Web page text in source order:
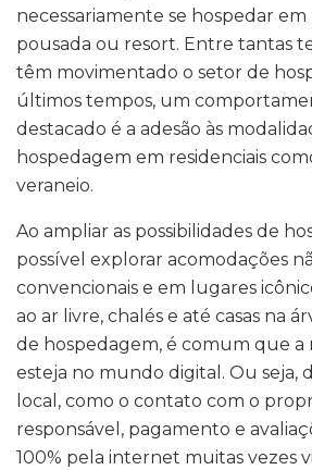
necessariamente se hospedar
pousada ou resort. Entre tantas
têm movimentado o setor de
últimos tempos, um
destacado é a adesão às
hospedagem em residenciais
veraneio.
Ao ampliar as possibilidades de
possível explorar acomodações
convencionais e em lugares
ao ar livre, chalés e até casas na
de hospedagem, é comum que a
esteja no mundo digital. Ou seja,
local, como o contato com o
responsável, pagamento e
100% pela internet muitas vezes